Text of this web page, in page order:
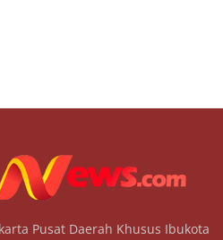
Pusat Daerah Khusus Ibukota